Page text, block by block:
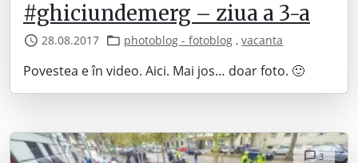
#ghiciundemerg – ziua a 3-a
28.08.2017 photoblog - fotoblog ,vacanta
Povestea e în video. Aici. Mai jos… doar foto. 🙂
3